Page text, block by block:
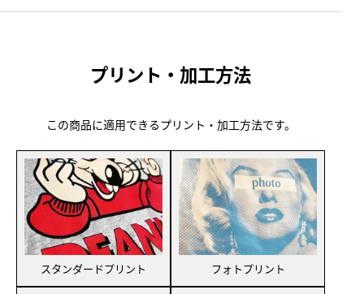
プリント・加工方法
この商品に適用できるプリント・加工方法です。
スタンダードプリント フォトプリント